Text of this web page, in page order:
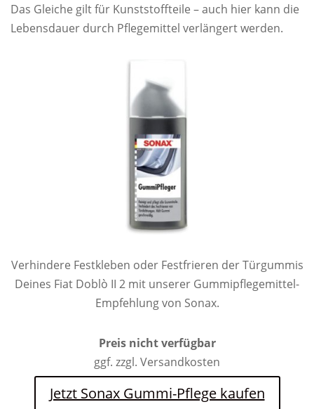
Das Gleiche gilt für Kunststoffteile – auch hier kann die
Lebensdauer durch Pflegemittel verlängert werden.
Verhindere Festkleben oder Festfrieren der Türgummis
Deines Fiat Doblò II 2 mit unserer Gummipflegemittel-
Empfehlung von Sonax.
Preis nicht verfügbar
ggf. zzgl. Versandkosten
Jetzt Sonax Gummi-Pflege kaufen